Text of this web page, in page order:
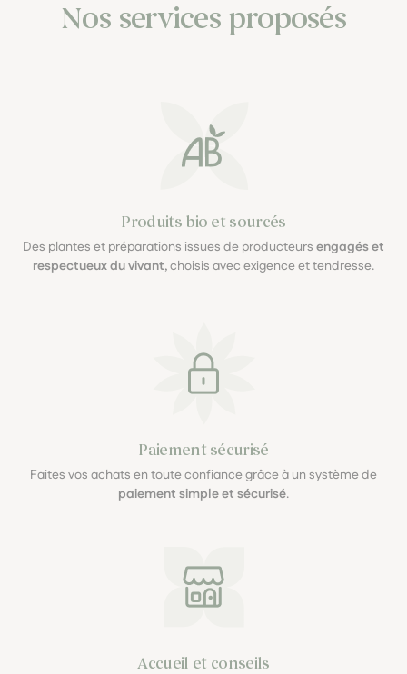
Nos services proposés
Produits bio et sourcés
Des plantes et préparations issues de producteurs engagés et
respectueux du vivant, choisis avec exigence et tendresse.
Paiement sécurisé
Faites vos achats en toute confiance grâce à un système de
paiement simple et sécurisé.
Accueil et conseils